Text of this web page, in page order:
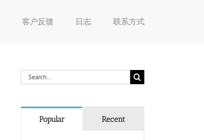
客户反馈 日志 联系方式
Search
for:
Popular Recent